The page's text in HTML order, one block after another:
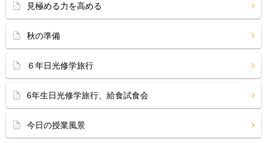
見極める力を高める
秋の準備
６年日光修学旅行
6年生日光修学旅行、給食試食会
今日の授業風景